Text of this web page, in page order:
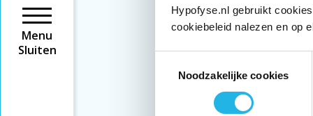
Hypofyse.nl gebruikt
cookiebeleid nalezen en op
Noodzakelijke cookies
Menu
Sluiten